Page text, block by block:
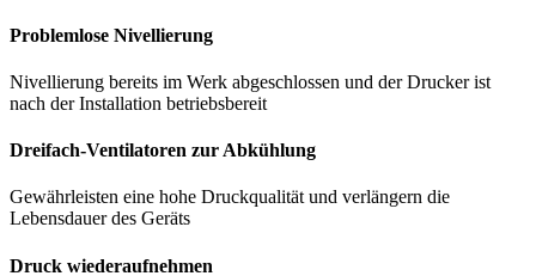
Problemlose Nivellierung
Nivellierung bereits im Werk abgeschlossen und der Drucker ist
nach der Installation betriebsbereit
Dreifach-Ventilatoren zur Abkühlung
Gewährleisten eine hohe Druckqualität und verlängern die
Lebensdauer des Geräts
Druck wiederaufnehmen